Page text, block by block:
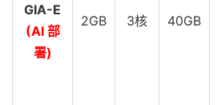
GIA-E
(AI 部
署)
2GB 3核 40GB